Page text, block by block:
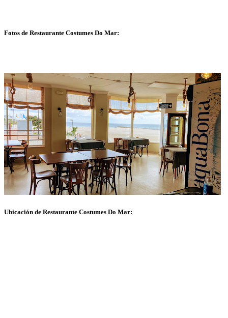
Fotos de Restaurante Costumes Do Mar:
Ubicación de Restaurante Costumes Do Mar: